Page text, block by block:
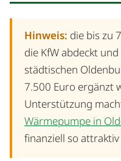
Hinweis: die bis zu
die KfW abdeckt
städtischen
7.500 Euro ergänzt
Unterstützung
Wärmepumpe in
finanziell so